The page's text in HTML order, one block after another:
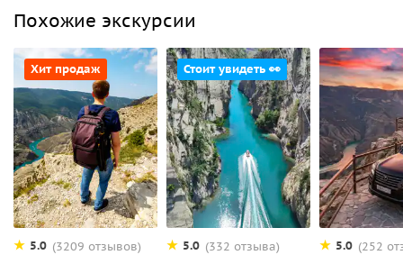
Похожие экскурсии
Хит продаж
5.0 (3209 отзывов)
Стоит увидеть 👀
5.0 (332 отзыва) 5.0 (252